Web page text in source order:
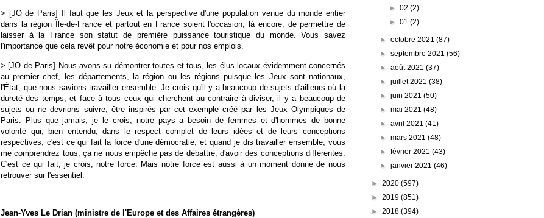
> [JO de Paris] Il faut que les Jeux et la perspective d'une population venue du monde entier
dans la région Île-de-France et partout en France soient l'occasion, là encore, de permettre de
laisser à la France son statut de première puissance touristique du monde. Vous savez
l'importance que cela revêt pour notre économie et pour nos emplois.
> [JO de Paris] Nous avons su démontrer toutes et tous, les élus locaux évidemment concernés
au premier chef, les départements, la région ou les régions puisque les Jeux sont nationaux,
l'État, que nous savions travailler ensemble. Je crois qu'il y a beaucoup de sujets d'ailleurs où la
dureté des temps, et face à tous ceux qui cherchent au contraire à diviser, il y a beaucoup de
sujets ou ne devrions suivre, être inspirés par cet exemple créé par les Jeux Olympiques de
Paris. Plus que jamais, je le crois, notre pays a besoin de femmes et d'hommes de bonne
volonté qui, bien entendu, dans le respect complet de leurs idées et de leurs conceptions
respectives, c'est ce qui fait la force d'une démocratie, et quand je dis travailler ensemble, vous
me comprendrez tous, ça ne nous empêche pas de débattre, d'avoir des conceptions différentes.
C'est ce qui fait, je crois, notre force. Mais notre force est aussi à un moment donné de nous
retrouver sur l'essentiel.
Jean-Yves Le Drian (ministre de l'Europe et des Affaires étrangères)
► 02 (2)
► 01 (2)
►octobre 2021(87)
►septembre 2021(56)
►août 2021(37)
►juillet 2021(38)
►juin 2021(50)
►mai 2021(48)
►avril 2021(41)
►mars 2021(48)
►février 2021(43)
►janvier 2021(46)
► 2020 (597)
► 2019 (851)
► 2018 (394)